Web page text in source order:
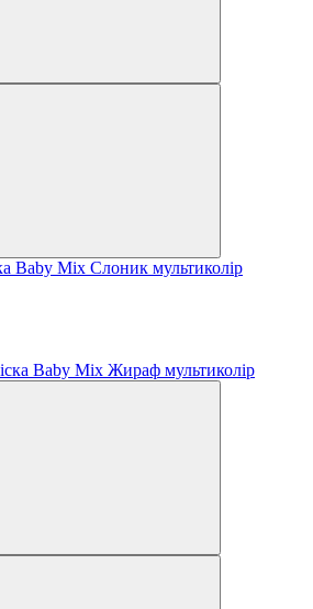
Baby Mix Слоник мультиколір